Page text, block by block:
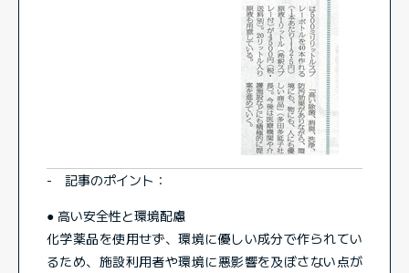
- 記事のポイント：
● 高い安全性と環境配慮
化学薬品を使用せず、環境に優しい成分で作られてい
るため、施設利用者や環境に悪影響を及ぼさない点が